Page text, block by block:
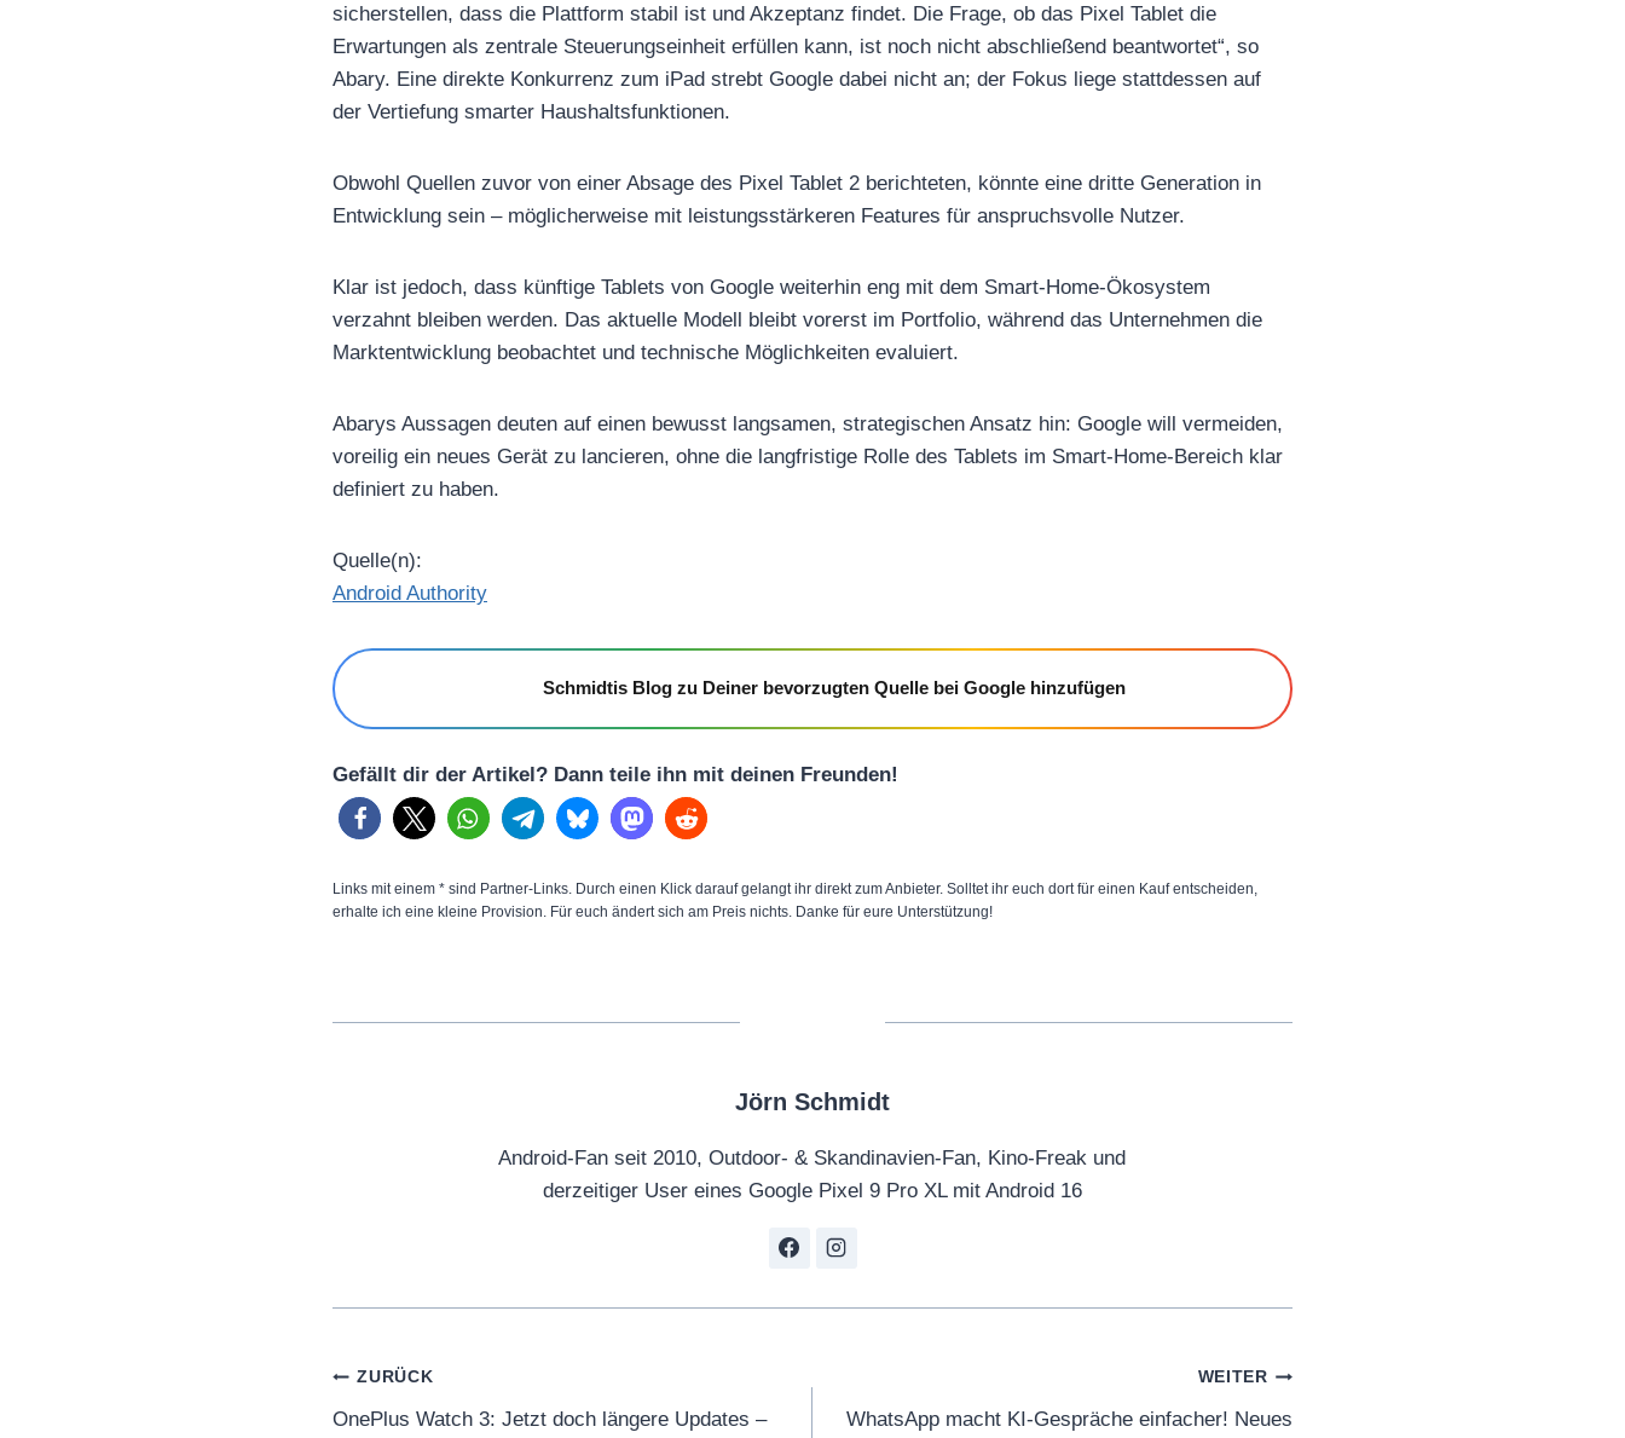
sicherstellen, dass die Plattform stabil ist und Akzeptanz findet. Die Frage, ob das Pixel Tablet die
Erwartungen als zentrale Steuerungseinheit erfüllen kann, ist noch nicht abschließend beantwortet“, so
Abary. Eine direkte Konkurrenz zum iPad strebt Google dabei nicht an; der Fokus liege stattdessen auf
der Vertiefung smarter Haushaltsfunktionen.
Obwohl Quellen zuvor von einer Absage des Pixel Tablet 2 berichteten, könnte eine dritte Generation in
Entwicklung sein – möglicherweise mit leistungsstärkeren Features für anspruchsvolle Nutzer.
Klar ist jedoch, dass künftige Tablets von Google weiterhin eng mit dem Smart-Home-Ökosystem
verzahnt bleiben werden. Das aktuelle Modell bleibt vorerst im Portfolio, während das Unternehmen die
Marktentwicklung beobachtet und technische Möglichkeiten evaluiert.
Abarys Aussagen deuten auf einen bewusst langsamen, strategischen Ansatz hin: Google will vermeiden,
voreilig ein neues Gerät zu lancieren, ohne die langfristige Rolle des Tablets im Smart-Home-Bereich klar
definiert zu haben.
Quelle(n):
Android Authority
Schmidtis Blog zu Deiner bevorzugten Quelle bei Google hinzufügen
Gefällt dir der Artikel? Dann teile ihn mit deinen Freunden!
Links mit einem * sind Partner-Links. Durch einen Klick darauf gelangt ihr direkt zum Anbieter. Solltet ihr euch dort für einen Kauf entscheiden,
erhalte ich eine kleine Provision. Für euch ändert sich am Preis nichts. Danke für eure Unterstützung!
Jörn Schmidt
Android-Fan seit 2010, Outdoor- & Skandinavien-Fan, Kino-Freak und
derzeitiger User eines Google Pixel 9 Pro XL mit Android 16
Beitragsnavigation
ZURÜCK
OnePlus Watch 3: Jetzt doch längere Updates –
WEITER
WhatsApp macht KI-Gespräche einfacher! Neues